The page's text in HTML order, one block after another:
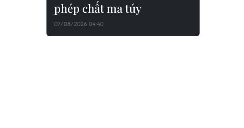
phép chất ma túy
07/08/2026 04:40